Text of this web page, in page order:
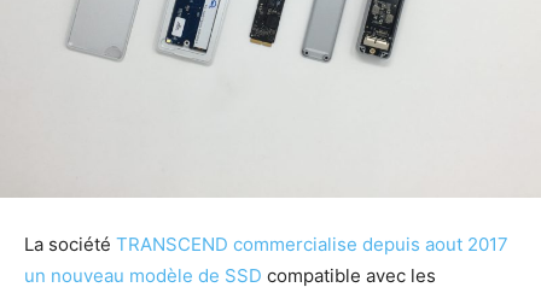
La société TRANSCEND commercialise depuis aout 2017
un nouveau modèle de SSD compatible avec les